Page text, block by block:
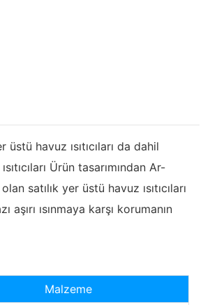
havuz ısıtıcıları da dahil
Ürün tasarımından Ar-
satılık yer üstü havuz ısıtıcıları
ısınmaya karşı korumanın
Malzeme